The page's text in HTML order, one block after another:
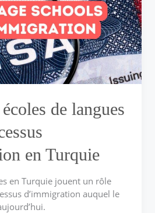
de langues
en Turquie
en Turquie jouent un rôle
d’immigration auquel le